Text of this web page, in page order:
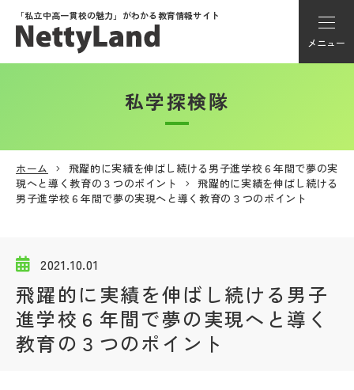
「私立中高一貫校の魅力」がわかる教育情報サイト
メニュー
アカウント登録
メニュー
学校動画
私学探検隊
私学探検隊
ホーム
飛躍的に実績を伸ばし続ける男子進学校６年間で夢の実
現へと導く教育の３つのポイント
飛躍的に実績を伸ばし続ける
男子進学校６年間で夢の実現へと導く教育の３つのポイント
2021.10.01
飛躍的に実績を伸ばし続ける男子
進学校６年間で夢の実現へと導く
教育の３つのポイント